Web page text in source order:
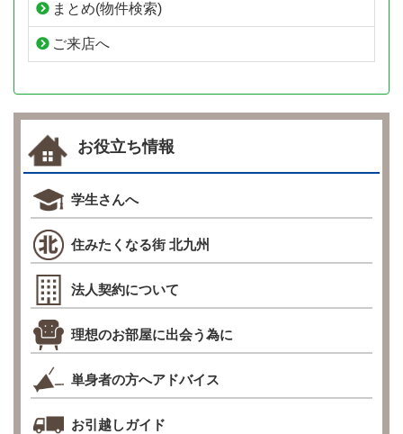
まとめ(物件検索)
ご来店へ
お役立ち情報
学生さんへ
住みたくなる街 北九州
法人契約について
理想のお部屋に出会う為に
単身者の方へアドバイス
お引越しガイド